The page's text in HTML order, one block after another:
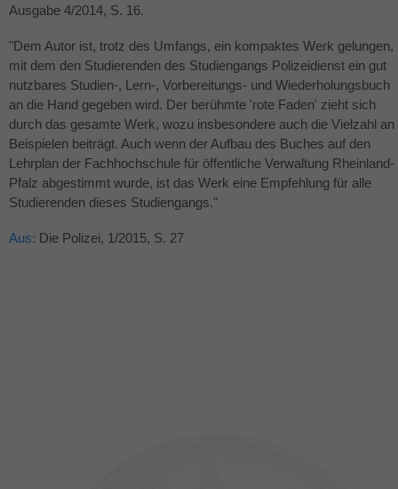
Ausgabe 4/2014, S. 16.
"Dem Autor ist, trotz des Umfangs, ein kompaktes Werk gelungen,
mit dem den Studierenden des Studiengangs Polizeidienst ein gut
nutzbares Studien-, Lern-, Vorbereitungs- und Wiederholungsbuch
an die Hand gegeben wird. Der berühmte 'rote Faden' zieht sich
durch das gesamte Werk, wozu insbesondere auch die Vielzahl an
Beispielen beiträgt. Auch wenn der Aufbau des Buches auf den
Lehrplan der Fachhochschule für öffentliche Verwaltung Rheinland-
Pfalz abgestimmt wurde, ist das Werk eine Empfehlung für alle
Studierenden dieses Studiengangs."
Aus: Die Polizei, 1/2015, S. 27